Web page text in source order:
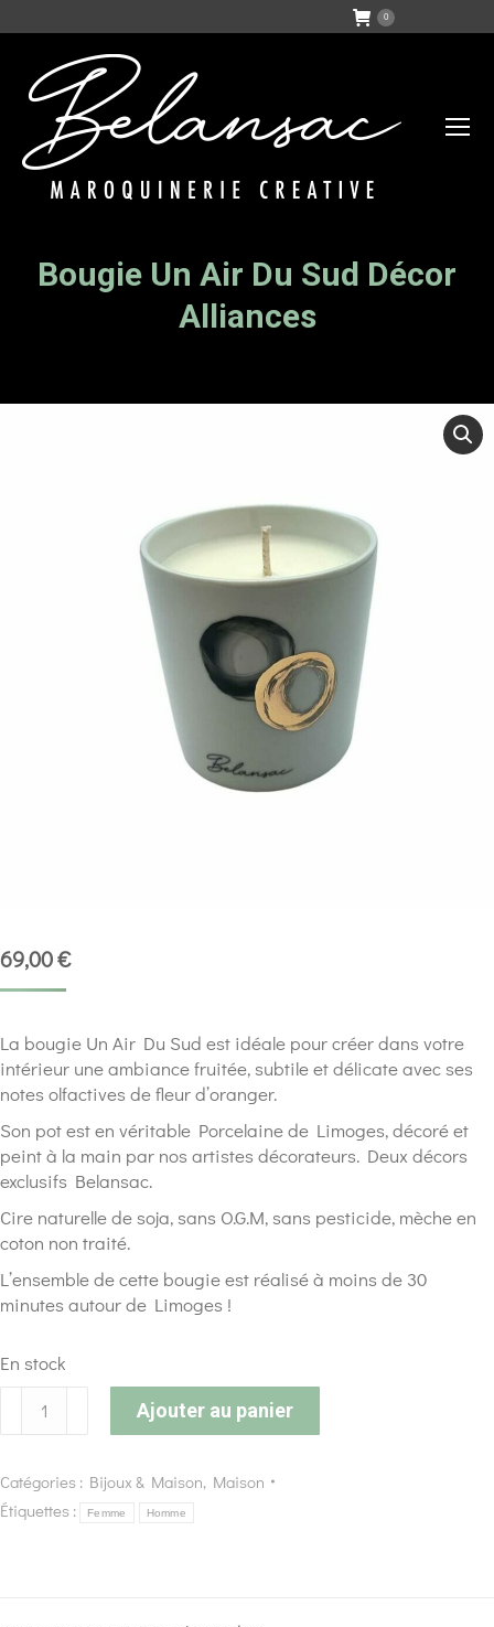
0
Bougie Un Air Du Sud Décor
Alliances
69,00€
La bougie Un Air Du Sud est idéale pour créer dans votre
intérieur une ambiance fruitée, subtile et délicate avec ses
notes olfactives de fleur d’oranger.
Son pot est en véritable Porcelaine de Limoges, décoré et
peint à la main par nos artistes décorateurs. Deux décors
exclusifs Belansac.
Cire naturelle de soja, sans O.G.M, sans pesticide, mèche en
coton non traité.
L’ensemble de cette bougie est réalisé à moins de 30
minutes autour de Limoges !
En stock
Ajouter au panier
Catégories : Bijoux & Maison, Maison
Étiquettes :
Femme Homme